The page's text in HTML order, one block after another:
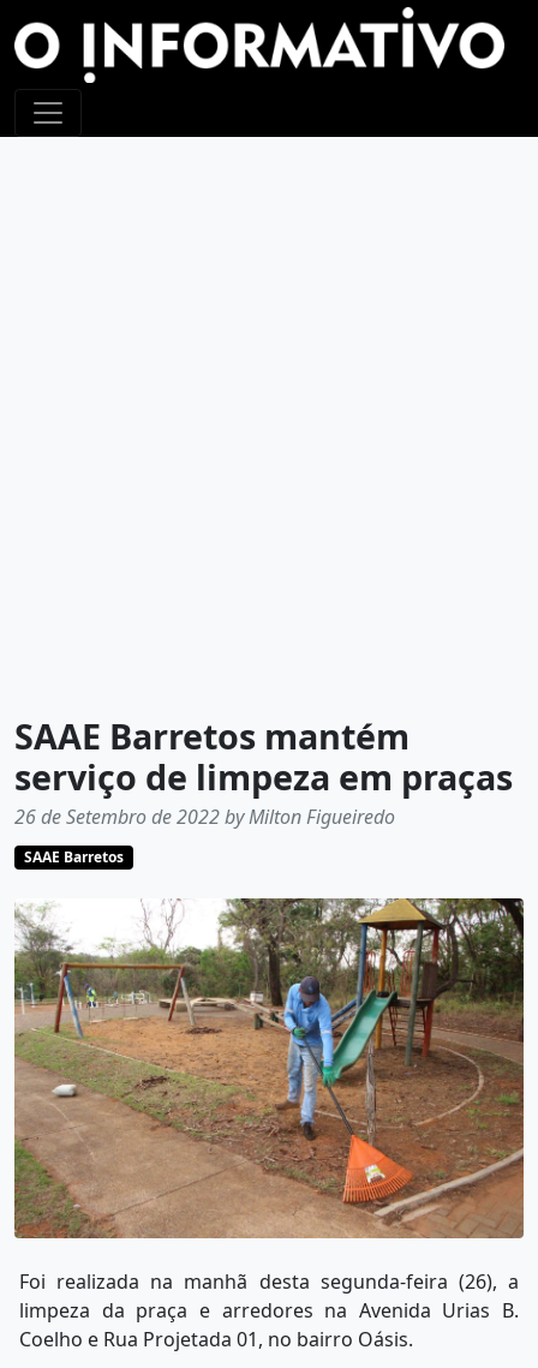
SAAE Barretos mantém
serviço de limpeza em praças
26 de Setembro de 2022 by Milton Figueiredo
SAAE Barretos
Foi realizada na manhã desta segunda-feira (26), a
limpeza da praça e arredores na Avenida Urias B.
Coelho e Rua Projetada 01, no bairro Oásis.